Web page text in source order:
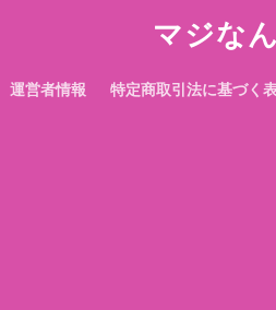
マジな
運営者情報 特定商取引法に基づく